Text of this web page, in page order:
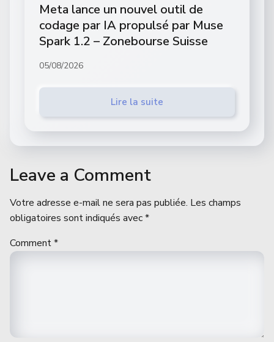
Meta lance un nouvel outil de
codage par IA propulsé par Muse
Spark 1.2 – Zonebourse Suisse
05/08/2026
Lire la suite
Leave a Comment
Votre adresse e-mail ne sera pas publiée. Les champs
obligatoires sont indiqués avec*
Comment*